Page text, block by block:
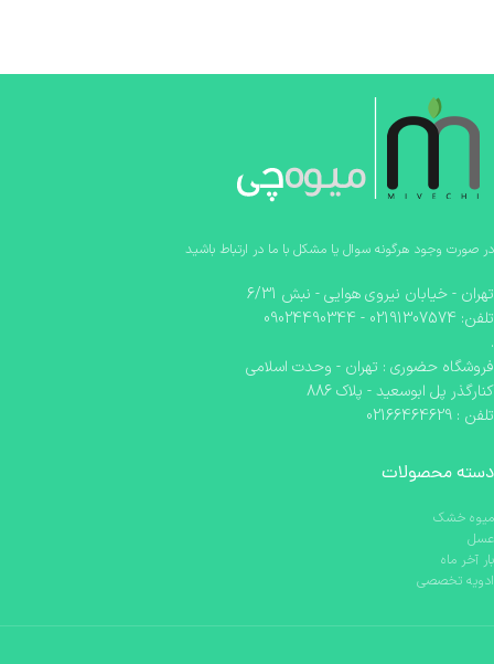
در صورت وجود هرگونه سوال یا مشکل با ما در ارتباط باشید
تهران - خیابان نیروی هوایی - نبش 6/31
تلفن: 02191307574 - 09024490344
.
فروشگاه حضوری : تهران - وحدت اسلامی
کنارگذر پل ابوسعید - پلاک 886
تلفن : 02166464629
دسته محصولات
میوه خشک
عسل
بار آخر ماه
ادویه تخصصی